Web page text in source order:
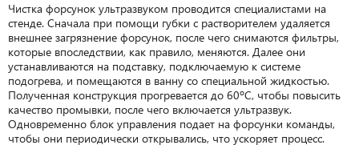
Чистка форсунок ультразвуком проводится специалистами на
стенде. Сначала при помощи губки с растворителем удаляется
внешнее загрязнение форсунок, после чего снимаются фильтры,
которые впоследствии, как правило, меняются. Далее они
устанавливаются на подставку, подключаемую к системе
подогрева, и помещаются в ванну со специальной жидкостью.
Полученная конструкция прогревается до 60ºС, чтобы повысить
качество промывки, после чего включается ультразвук.
Одновременно блок управления подает на форсунки команды,
чтобы они периодически открывались, что ускоряет процесс.